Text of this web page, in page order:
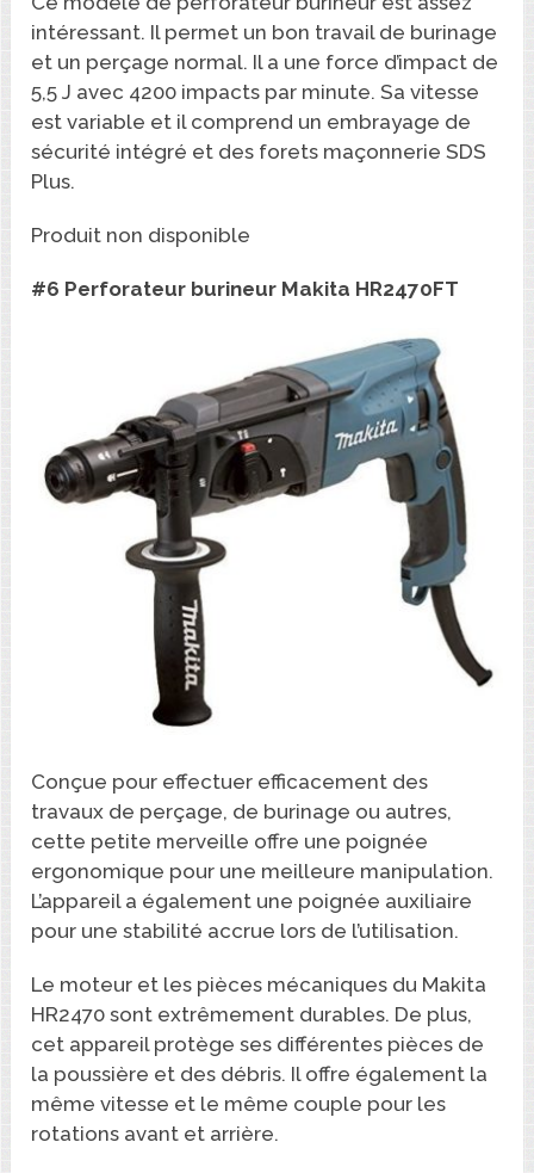
intéressant. Il permet un bon travail de burinage
et un perçage normal. Il a une force d’impact de
5,5 J avec 4200 impacts par minute. Sa vitesse
est variable et il comprend un embrayage de
sécurité intégré et des forets maçonnerie SDS
Plus.
Produit non disponible
#6 Perforateur burineur Makita HR2470FT
Conçue pour effectuer efficacement des
travaux de perçage, de burinage ou autres,
cette petite merveille offre une poignée
ergonomique pour une meilleure manipulation.
L’appareil a également une poignée auxiliaire
pour une stabilité accrue lors de l’utilisation.
Le moteur et les pièces mécaniques du Makita
HR2470 sont extrêmement durables. De plus,
cet appareil protège ses différentes pièces de
la poussière et des débris. Il offre également la
même vitesse et le même couple pour les
rotations avant et arrière.